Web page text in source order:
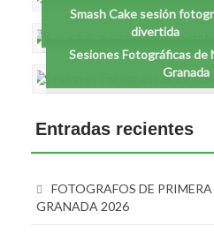
Smash Cake sesión
divertida
Sesiones Fotográficas de
Granada
Entradas recientes
FOTOGRAFOS DE
GRANADA 2026